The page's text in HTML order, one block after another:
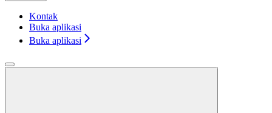
Kontak
Buka aplikasi
Buka aplikasi